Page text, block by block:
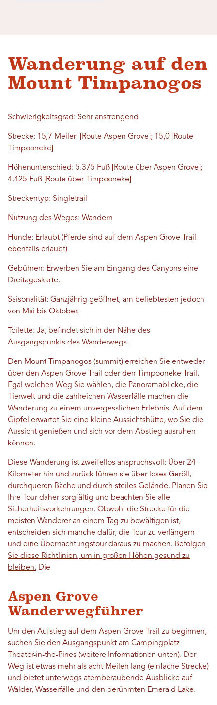
Wanderung auf den
Mount Timpanogos
Schwierigkeitsgrad: Sehr anstrengend
Strecke: 15,7 Meilen [Route Aspen Grove]; 15,0 [Route
Timpooneke]
Höhenunterschied: 5.375 Fuß [Route über Aspen Grove];
4.425 Fuß [Route über Timpooneke]
Streckentyp: Singletrail
Nutzung des Weges: Wandern
Hunde: Erlaubt (Pferde sind auf dem Aspen Grove Trail
ebenfalls erlaubt)
Gebühren: Erwerben Sie am Eingang des Canyons eine
Dreitageskarte.
Saisonalität: Ganzjährig geöffnet, am beliebtesten jedoch
von Mai bis Oktober.
Toilette: Ja, befindet sich in der Nähe des
Ausgangspunkts des Wanderwegs.
Den Mount Timpanogos (summit) erreichen Sie entweder
über den Aspen Grove Trail oder den Timpooneke Trail.
Egal welchen Weg Sie wählen, die Panoramablicke, die
Tierwelt und die zahlreichen Wasserfälle machen die
Wanderung zu einem unvergesslichen Erlebnis. Auf dem
Gipfel erwartet Sie eine kleine Aussichtshütte, wo Sie die
Aussicht genießen und sich vor dem Abstieg ausruhen
können.
Diese Wanderung ist zweifellos anspruchsvoll: Über 24
Kilometer hin und zurück führen sie über loses Geröll,
durchqueren Bäche und durch steiles Gelände. Planen Sie
Ihre Tour daher sorgfältig und beachten Sie alle
Sicherheitsvorkehrungen. Obwohl die Strecke für die
meisten Wanderer an einem Tag zu bewältigen ist,
entscheiden sich manche dafür, die Tour zu verlängern
und eine Übernachtungstour daraus zu machen. Befolgen
Sie diese Richtlinien, um in großen Höhen gesund zu
bleiben. Die
Aspen Grove
Wanderwegführer
Um den Aufstieg auf dem Aspen Grove Trail zu beginnen,
suchen Sie den Ausgangspunkt am Campingplatz
Theater-in-the-Pines (weitere Informationen unten). Der
Weg ist etwas mehr als acht Meilen lang (einfache Strecke)
und bietet unterwegs atemberaubende Ausblicke auf
Wälder, Wasserfälle und den berühmten Emerald Lake.